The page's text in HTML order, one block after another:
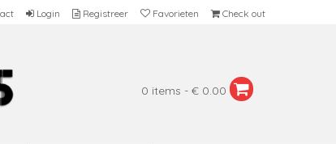
Login Registreer Favorieten Check out
0 items - € 0.00